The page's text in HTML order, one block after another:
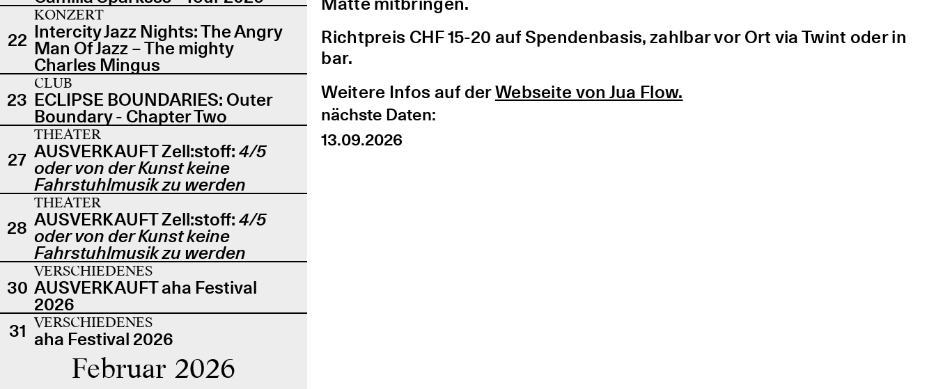
22
KONZERT
Intercity Jazz Nights: The Angry
Man Of Jazz – The mighty
Charles Mingus
23
CLUB
ECLIPSE BOUNDARIES: Outer
Boundary - Chapter Two
27
THEATER
AUSVERKAUFT Zell:stoff: 4/5
oder von der Kunst keine
Fahrstuhlmusik zu werden
28
THEATER
AUSVERKAUFT Zell:stoff: 4/5
oder von der Kunst keine
Fahrstuhlmusik zu werden
30
VERSCHIEDENES
AUSVERKAUFT aha Festival
2026
31 VERSCHIEDENES
aha Festival 2026
Februar 2026
Richtpreis CHF 15-20 auf Spendenbasis, zahlbar vor Ort via Twint oder in
bar.
Weitere Infos auf derWebseite von Jua Flow.
nächste Daten:
13.09.2026